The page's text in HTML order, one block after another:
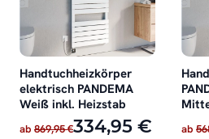
Handtuchheizkörper
elektrisch PANDEMA
Weiß inkl. Heizstab
ab 869,95 €334,95 € ab